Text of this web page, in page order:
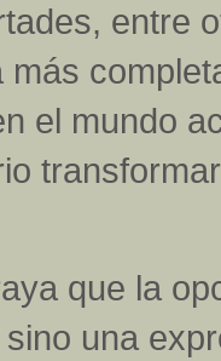
entre
el mundo
que la
una